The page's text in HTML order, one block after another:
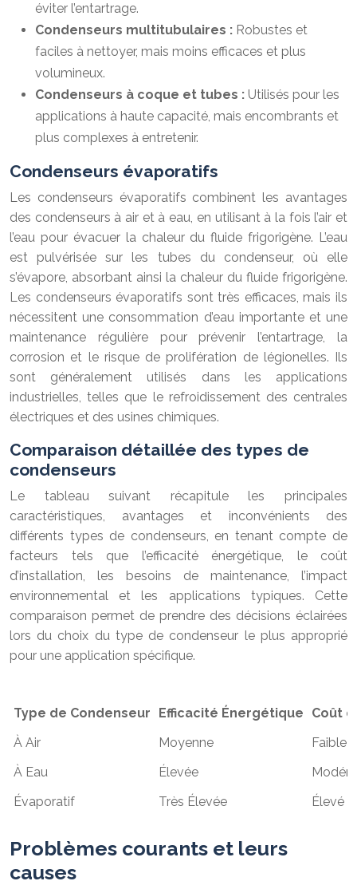
éviter l’entartrage.
Condenseurs multitubulaires : Robustes et
faciles à nettoyer, mais moins efficaces et plus
volumineux.
Condenseurs à coque et tubes : Utilisés pour les
applications à haute capacité, mais encombrants et
plus complexes à entretenir.
Condenseurs évaporatifs
Les condenseurs évaporatifs combinent les avantages
des condenseurs à air et à eau, en utilisant à la fois l’air et
l’eau pour évacuer la chaleur du fluide frigorigène. L’eau
est pulvérisée sur les tubes du condenseur, où elle
s’évapore, absorbant ainsi la chaleur du fluide frigorigène.
Les condenseurs évaporatifs sont très efficaces, mais ils
nécessitent une consommation d’eau importante et une
maintenance régulière pour prévenir l’entartrage, la
corrosion et le risque de prolifération de légionelles. Ils
sont généralement utilisés dans les applications
industrielles, telles que le refroidissement des centrales
électriques et des usines chimiques.
Comparaison détaillée des types de
condenseurs
Le tableau suivant récapitule les principales
caractéristiques, avantages et inconvénients des
différents types de condenseurs, en tenant compte de
facteurs tels que l’efficacité énergétique, le coût
d’installation, les besoins de maintenance, l’impact
environnemental et les applications typiques. Cette
comparaison permet de prendre des décisions éclairées
lors du choix du type de condenseur le plus approprié
pour une application spécifique.
Type de Condenseur Efficacité Énergétique
Coût
À Air
Moyenne
Faible
À Eau
Élevée
Modéré
Évaporatif
Très Élevée Élevé
Problèmes courants et leurs
causes